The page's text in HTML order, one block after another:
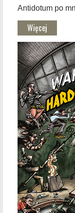
Antidotum po
Więcej